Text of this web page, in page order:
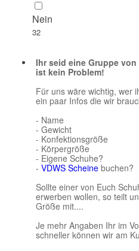
Nein
32
Ihr seid eine Gruppe
ist kein Problem!
Für uns wäre wichtig, wer
ein paar Infos die wir
- Name
- Gewicht
- Konfektionsgröße
- Körpergröße
- Eigene Schuhe?
- VDWS Scheinebuchen?
Sollte einer von Euch
erwerben wollen, so teilt
Größe mit....
Je mehr Angaben Ihr im
schneller können wir am